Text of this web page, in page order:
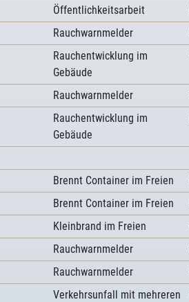
Öffentlichkeitsarbeit
Rauchwarnmelder
Rauchentwicklung im
Gebäude
Rauchwarnmelder
Rauchentwicklung im
Gebäude
Brennt Container im Freien
Brennt Container im Freien
Kleinbrand im Freien
Rauchwarnmelder
Rauchwarnmelder
Verkehrsunfall mit mehreren